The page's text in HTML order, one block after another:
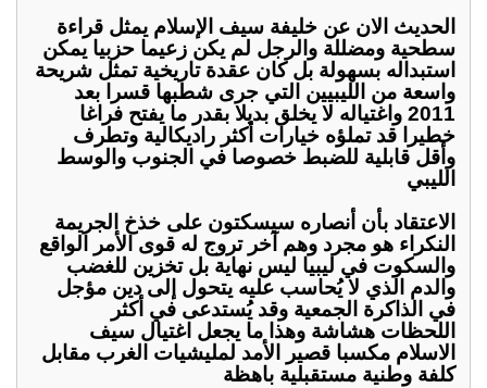
الحديث الان عن خليفة سيف الإسلام يمثل قراءة
سطحية ومضللة والرجل لم يكن زعيما حزبيا يمكن
استبداله بسهولة بل كان عقدة تاريخية تمثل شريحة
واسعة من الليبيين التي جرى شطبها قسرا بعد
2011 واغتياله لا يخلق بديلا بقدر ما يفتح فراغا
خطيرا قد تملؤه خيارات أكثر راديكالية وتطرف
وأقل قابلية للضبط خصوصا في الجنوب والوسط
الليبي
الاعتقاد بأن أنصاره سيسكتون على خذخ الجريمة
النكراء هو مجرد وهم آخر تروج له قوى الأمر الواقع
والسكوت في ليبيا ليس نهاية بل تخزين للغضب
والدم الذي لا يُحاسب عليه يتحول إلى دين مؤجل
في الذاكرة الجمعية وقد يُستدعى في أكثر
اللحظات هشاشة وهذا ما يجعل اغتيال سيف
الاسلام مكسبا قصير الأمد لمليشيات الغرب مقابل
كلفة وطنية مستقبلية باهظة